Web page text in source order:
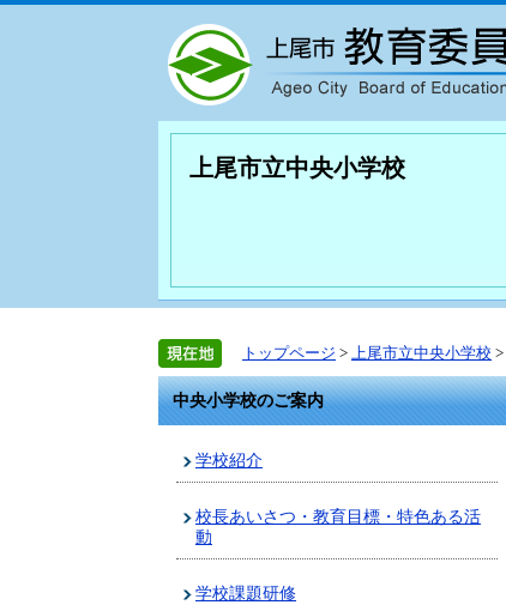
上尾市立中央小学校
トップページ > 上尾市立中央小学校 >
中央小学校のご案内
学校紹介
校長あいさつ・教育目標・特色ある活
動
学校課題研修